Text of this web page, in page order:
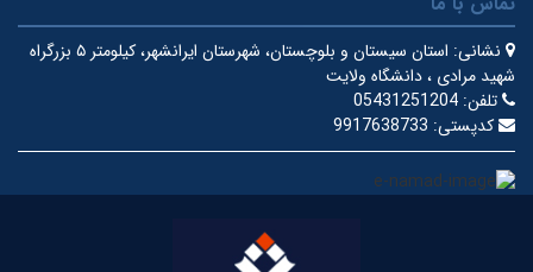
نشانی:
استان سیستان و بلوچستان، شهرستان ایرانشهر، کیلومتر ۵ بزرگراه
شهید مرادی ، دانشگاه ولایت
تلفن: 05431251204
کدپستی: 9917638733